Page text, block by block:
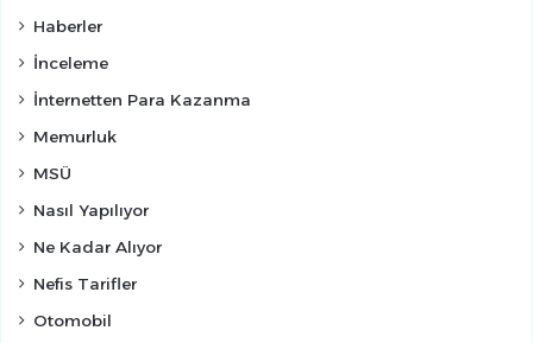
Haberler
İnceleme
İnternetten Para Kazanma
Memurluk
MSÜ
Nasıl Yapılıyor
Ne Kadar Alıyor
Nefis Tarifler
Otomobil